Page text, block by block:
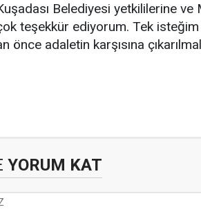
Belediyesi yetkililerine
teşekkür ediyorum. Tek
önce adaletin karşısına
YORUM KAT